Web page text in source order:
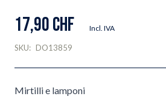
17,90 CHF Incl. IVA
SKU: DO13859
Mirtilli e lamponi